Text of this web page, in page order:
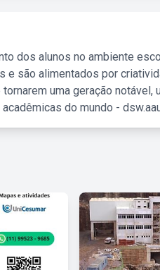
dos alunos no ambiente
são alimentados por
uma geração notável,
do mundo -